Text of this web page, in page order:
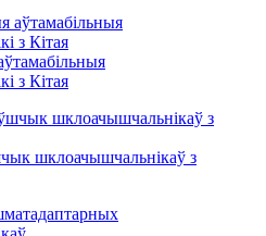
з Кітая
шклоачышчальнікаў з